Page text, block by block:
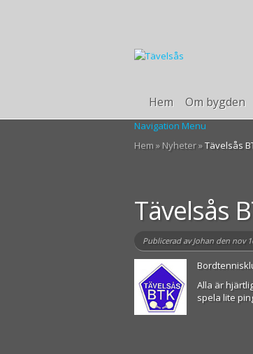
Hem Om bygden
Navigation Menu
Hem » Nyheter»Tävelsås
Tävelsås
Publicerad avJohan den nov
Alla är
spela lite